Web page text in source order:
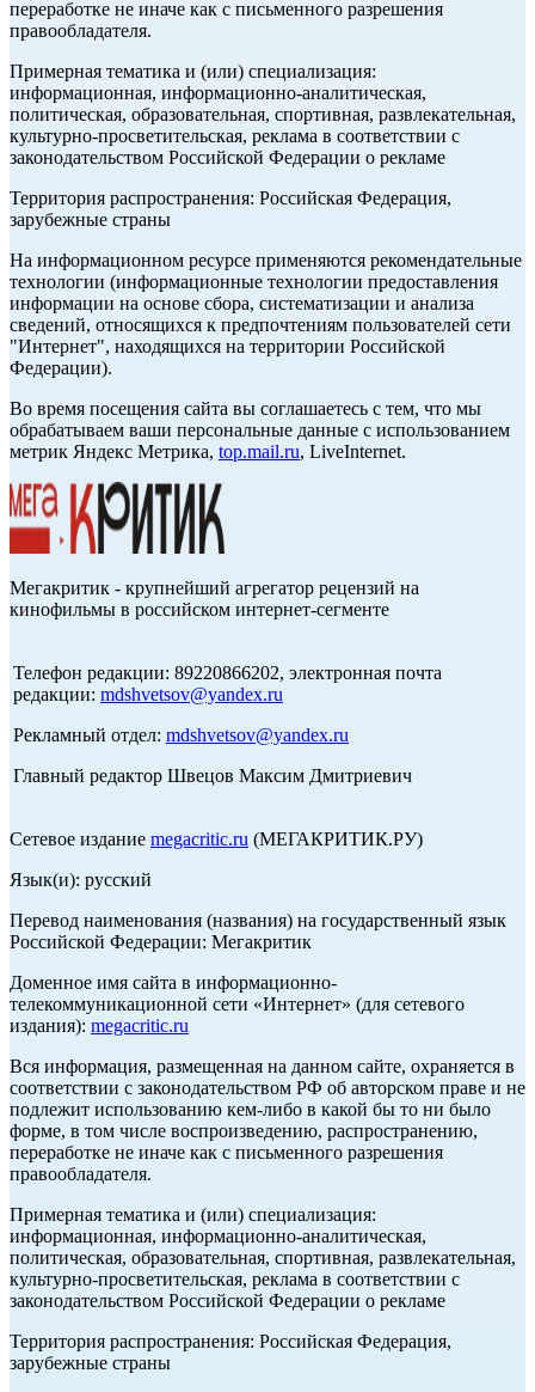
переработке не иначе как с письменного разрешения
правообладателя.
Примерная тематика и (или) специализация:
информационная, информационно-аналитическая,
политическая, образовательная, спортивная, развлекательная,
культурно-просветительская, реклама в соответствии с
законодательством Российской Федерации о рекламе
Территория распространения: Российская Федерация,
зарубежные страны
На информационном ресурсе применяются рекомендательные
технологии (информационные технологии предоставления
информации на основе сбора, систематизации и анализа
сведений, относящихся к предпочтениям пользователей сети
"Интернет", находящихся на территории Российской
Федерации).
Во время посещения сайта вы соглашаетесь с тем, что мы
обрабатываем ваши персональные данные с использованием
метрик Яндекс Метрика, top.mail.ru, LiveInternet.
Мегакритик - крупнейший агрегатор рецензий на
кинофильмы в российском интернет-сегменте
Телефон редакции: 89220866202, электронная почта
редакции: mdshvetsov@yandex.ru
Рекламный отдел: mdshvetsov@yandex.ru
Главный редактор Швецов Максим Дмитриевич
Сетевое издание megacritic.ru (МЕГАКРИТИК.РУ)
Язык(и): русский
Перевод наименования (названия) на государственный язык
Российской Федерации: Мегакритик
Доменное имя сайта в информационно-
телекоммуникационной сети «Интернет» (для сетевого
издания): megacritic.ru
Вся информация, размещенная на данном сайте, охраняется в
соответствии с законодательством РФ об авторском праве и не
подлежит использованию кем-либо в какой бы то ни было
форме, в том числе воспроизведению, распространению,
переработке не иначе как с письменного разрешения
правообладателя.
Примерная тематика и (или) специализация:
информационная, информационно-аналитическая,
политическая, образовательная, спортивная, развлекательная,
культурно-просветительская, реклама в соответствии с
законодательством Российской Федерации о рекламе
Территория распространения: Российская Федерация,
зарубежные страны